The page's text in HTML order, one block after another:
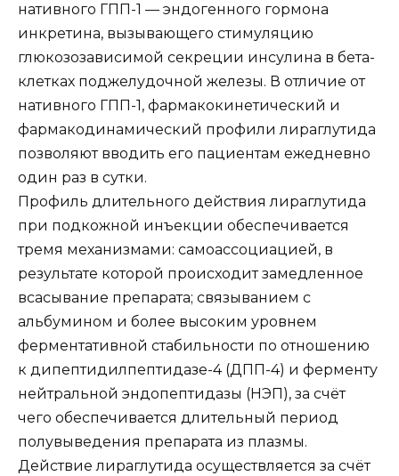
нативного ГПП-1 — эндогенного гормона
инкретина, вызывающего стимуляцию
глюкозозависимой секреции инсулина в бета-
клетках поджелудочной железы. В отличие от
нативного ГПП-1, фармакокинетический и
фармакодинамический профили лираглутида
позволяют вводить его пациентам ежедневно
один раз в сутки.
Профиль длительного действия лираглутида
при подкожной инъекции обеспечивается
тремя механизмами: самоассоциацией, в
результате которой происходит замедленное
всасывание препарата; связыванием с
альбумином и более высоким уровнем
ферментативной стабильности по отношению
к дипептидилпептидазе-4 (ДПП-4) и ферменту
нейтральной эндопептидазы (НЭП), за счёт
чего обеспечивается длительный период
полувыведения препарата из плазмы.
Действие лираглутида осуществляется за счёт